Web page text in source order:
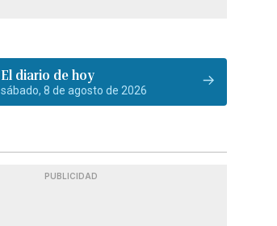
El diario de hoy
sábado, 8 de agosto de 2026
PUBLICIDAD